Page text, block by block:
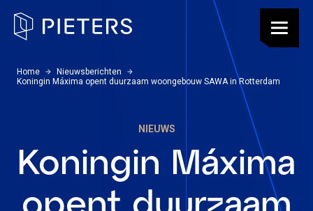
Pieters, terug naar de homepagina
Menu
U bevindt zich hier:
Home
Nieuwsberichten
Koningin Máxima opent duurzaam woongebouw SAWA in Rotterdam
NIEUWS
Koningin Máxima
opent duurzaam